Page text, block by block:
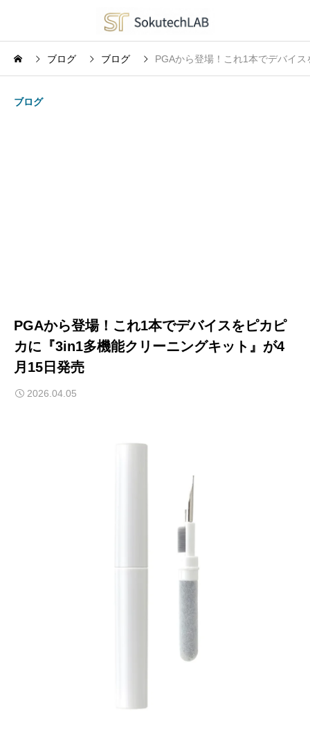
ブログ ブログ PGAから登場！これ1本でデバイ
ブログ
PGAから登場！これ1本でデバイスをピカピ
カに『3in1多機能クリーニングキット』が4
月15日発売
2026.04.05